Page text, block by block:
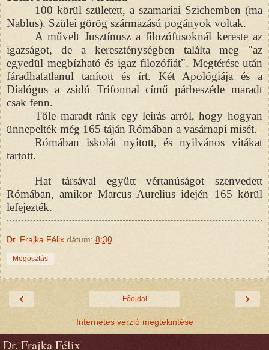
100 körül született, a szamariai Szichemben (ma
Nablus). Szülei görög származású pogányok voltak.
A művelt Jusztínusz a filozófusoknál kereste az
igazságot, de a kereszténységben találta meg "az
egyedül megbízható és igaz filozófiát". Megtérése után
fáradhatatlanul tanított és írt. Két Apológiája és a
Dialógus a zsidó Trifonnal című párbeszéde maradt
csak fenn.
Tőle maradt ránk egy leírás arról, hogy hogyan
ünnepelték még 165 táján Rómában a vasárnapi misét.
Rómában iskolát nyitott, és nyilvános vitákat
tartott.
Hat társával együtt vértanúságot szenvedett
Rómában, amikor Marcus Aurelius idején 165 körül
lefejezték.
Dr. Frajka Félix dátum: 8:30
Megosztás
‹ ›
Főoldal
Internetes verzió megtekintése
Dr. Frajka Félix